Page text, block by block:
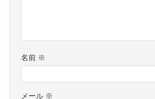
名前 ※
メール ※